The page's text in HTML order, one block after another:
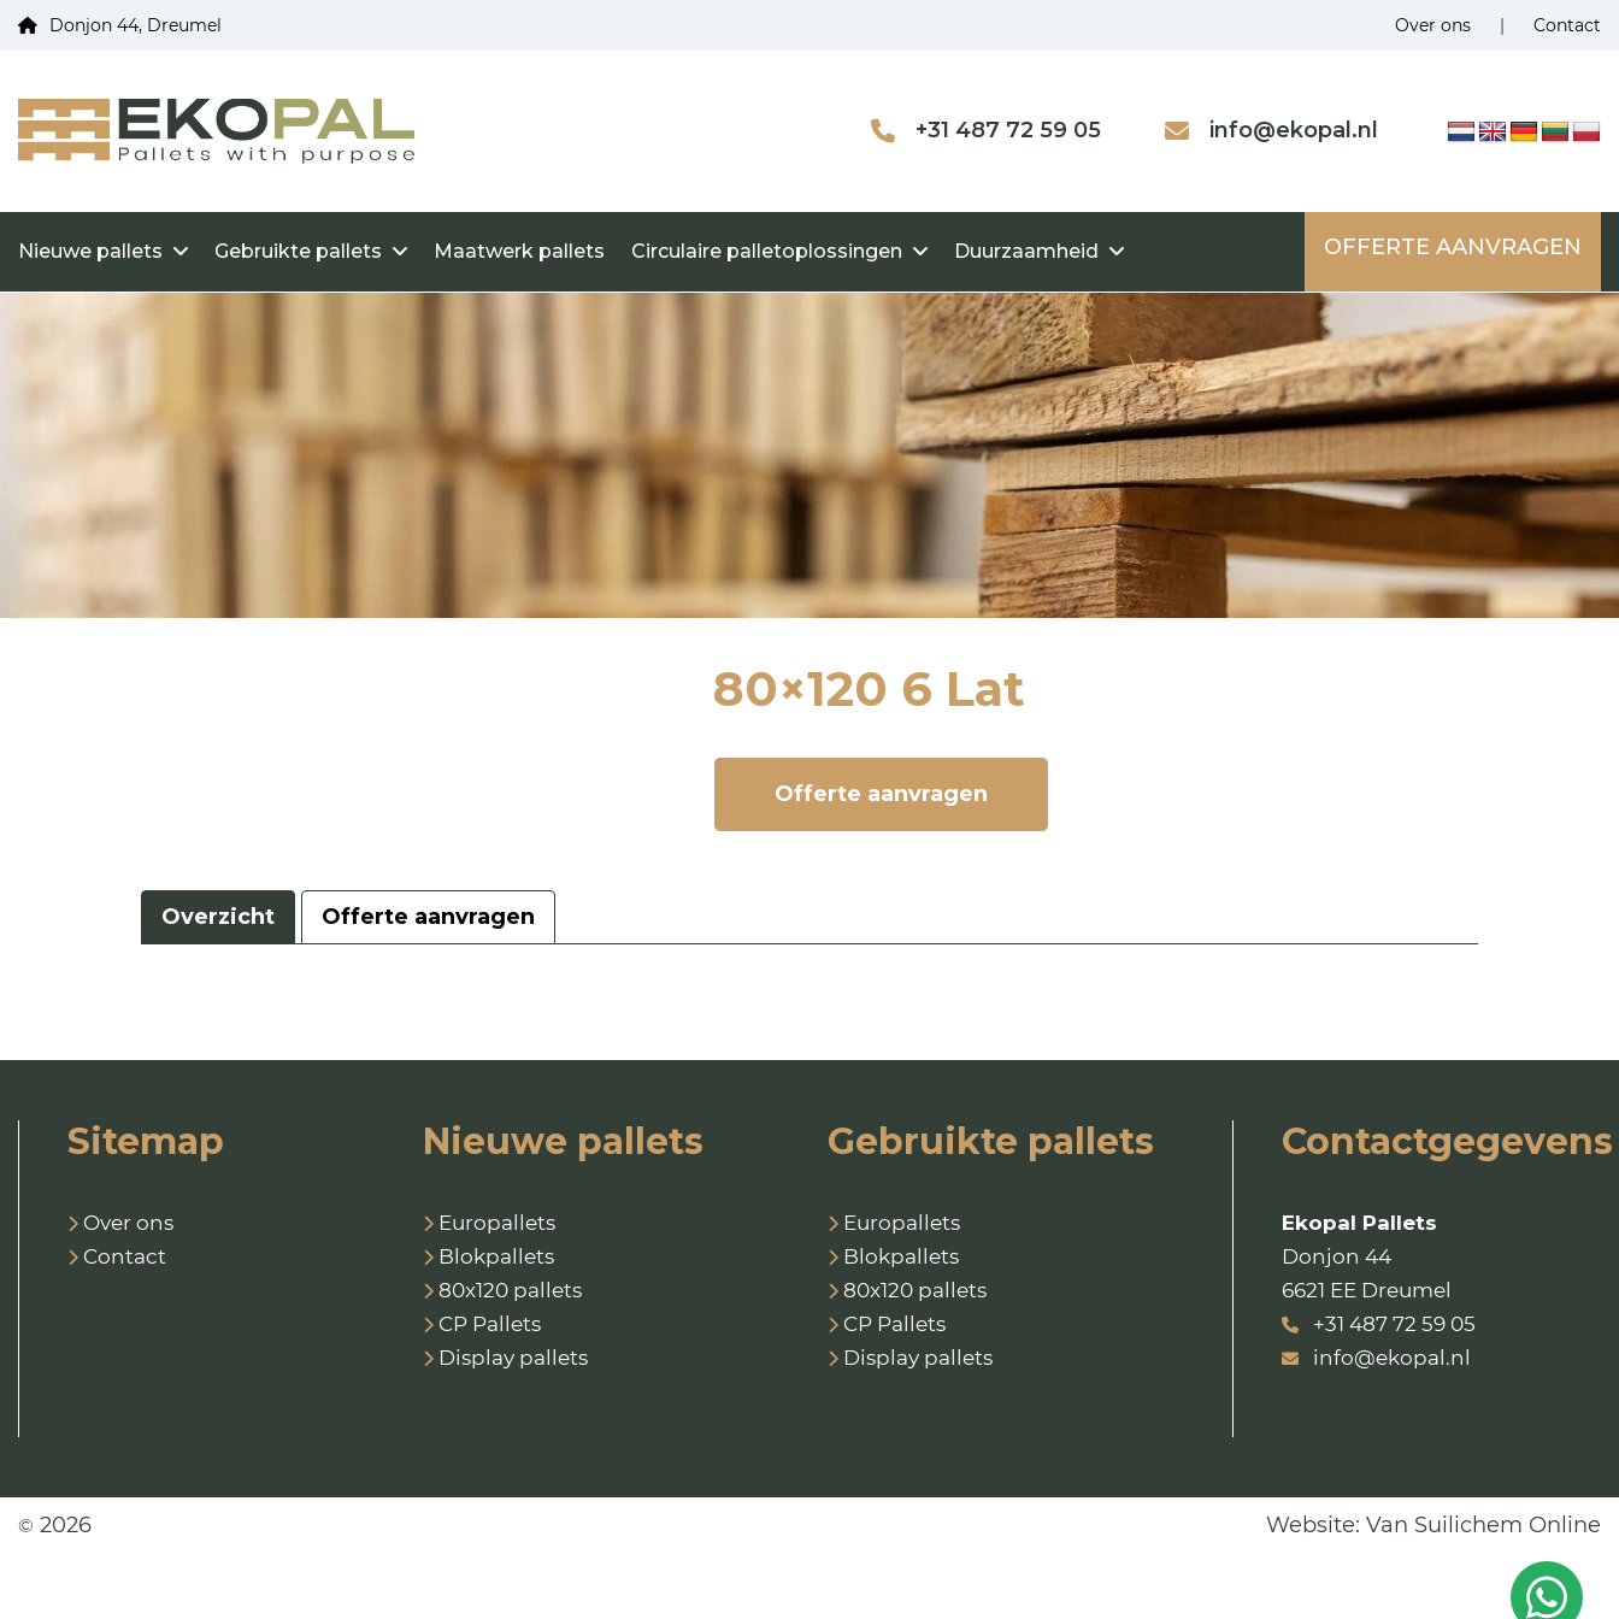
Donjon 44, Dreumel Over ons | Contact
+31 487 72 59 05 info@ekopal.nl
Nieuwe pallets Gebruikte pallets Maatwerk pallets Circulaire palletoplossingen Duurzaamheid OFFERTE AANVRAGEN
80×120 6 Lat
Offerte aanvragen
Overzicht Offerte aanvragen
Sitemap
Over ons
Contact
Nieuwe pallets
Europallets
Blokpallets
80x120 pallets
CP Pallets
Display pallets
Gebruikte pallets
Europallets
Blokpallets
80x120 pallets
CP Pallets
Display pallets
Contactgegevens
Ekopal Pallets
Donjon 44
6621 EE Dreumel
+31 487 72 59 05
info@ekopal.nl
© 2026 Website: Van Suilichem Online